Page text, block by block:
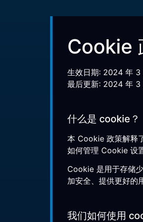
Cookie
生效日期: 2024 年 3
最后更新: 2024 年 3
什么是 cookie？
本 Cookie 政策解释
如何管理 Cookie 设置
Cookie 是用于存储
加安全、提供更好的
我们如何使用